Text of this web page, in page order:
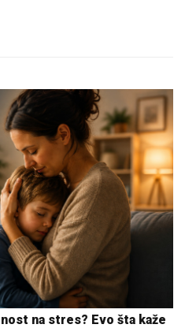
na stres? Evo šta kaže